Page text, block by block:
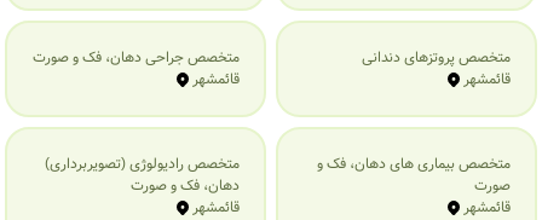
متخصص پروتزهای دندانی
قائمشهر
متخصص جراحی دهان، فک و صورت
قائمشهر
متخصص بیماری‌ های دهان، فک و
صورت
قائمشهر
متخصص رادیولوژی (تصویربرداری)
دهان، فک و صورت
قائمشهر